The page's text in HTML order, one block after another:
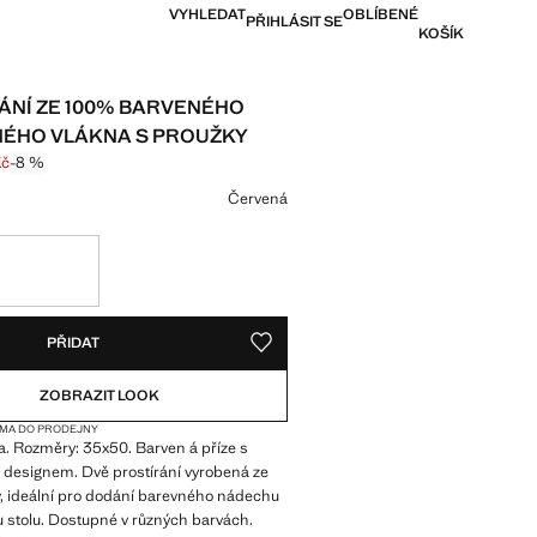
VYHLEDATPŘIHLÁSIT SEOBLÍBENÉ
KOŠÍK
ZE 100% BARVENÉHO
VLÁKNA S PROUŽKY
přeškrtnutá [299 Kč ]
Kč ]
-8 %
Červená
PŘIDAT ULOŽIT DO SEZNAMU PŘÁNÍ
ZOBRAZIT LOOK
DO PRODEJNY
Rozměry: 35x50. Barven á příze s
Dvě prostírání vyrobená ze
ideální pro dodání barevného nádechu
stolu. Dostupné v různých barvách.